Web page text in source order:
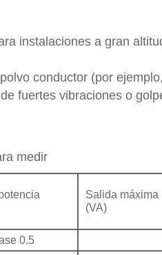
instalaciones a gran
conductor (por
fuertes vibraciones o
medir
Salida máxima
(VA)
0.5